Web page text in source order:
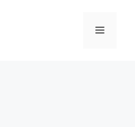
메